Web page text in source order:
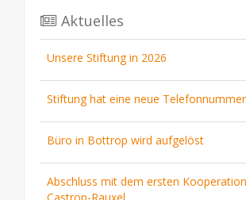
Aktuelles
Unsere Stiftung in 2026
Stiftung hat eine neue Telefonnummer
Büro in Bottrop wird aufgelöst
Abschluss mit dem ersten